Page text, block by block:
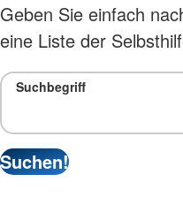
Geben Sie einfach
eine Liste der
Suchbegriff